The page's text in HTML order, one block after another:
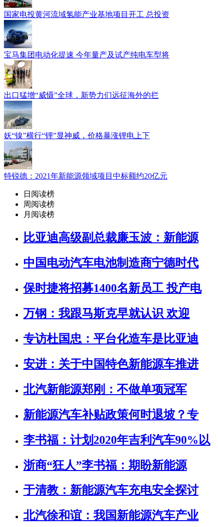
国家电投黄河流域氢能产业基地项目开工 总投资
宝马集团电动化提速 今年量产及试产纯电车型将
出口猛增“威慑”全球，新势力们远征海外的拦
妖“镍”横行“锂”显神威，价格暴涨锂电上下
特锐德：2021年新能源领域项目中标额约20亿元
日阅读榜
周阅读榜
月阅读榜
比亚迪高级副总裁廉玉波：新能源
中国电动汽车电池制造商宁德时代
保时捷将招募1400名新员工 投产电
万钢：我跟马斯克早就认识 欢迎
专访杜国忠：平台化造车是比亚迪
安进：关于中国特色新能源车推进
北汽新能源郑刚：不做单项冠军
新能源汽车补贴政策何时退坡？专
李书福：计划2020年吉利汽车90%以
浙商“狂人”李书福：期盼新能源
于清教：新能源汽车充电安全探讨
北汽徐和谊：我国新能源汽车产业